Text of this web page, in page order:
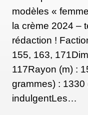
modèles «
la crème 2024 –
rédaction !
155, 163,
117Rayon (m) :
grammes) :
indulgentLes…